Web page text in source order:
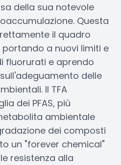
della sua notevole
Questa
il quadro
a nuovi limiti e
fluorurati e aprendo
delle
Il TFA
dei PFAS, più
ambientale
dei composti
un "forever chemical"
resistenza alla